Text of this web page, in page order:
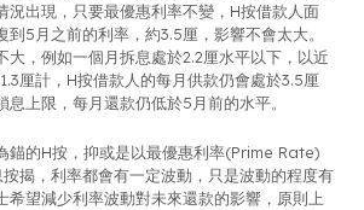
況出現，只要最優惠利率不變，H按借款人面
到5月之前的利率，約3.5厘，影響不會太大。
大，例如一個月拆息處於2.2厘水平以下，以近
厘計，H按借款人的每月供款仍會處於3.5厘
息上限，每月還款仍低於5月前的水平。
錨的H按，抑或是以最優惠利率(Prime Rate)
揭，利率都會有一定波動，只是波動的程度有
希望減少利率波動對未來還款的影響，原則上